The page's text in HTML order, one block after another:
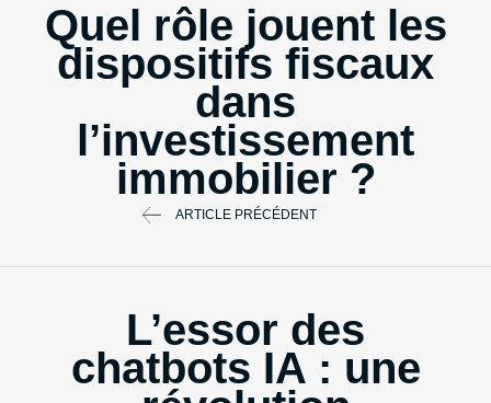
Quel rôle jouent les
dispositifs fiscaux
dans
l’investissement
immobilier ?
ARTICLE PRÉCÉDENT
L’essor des
chatbots IA : une